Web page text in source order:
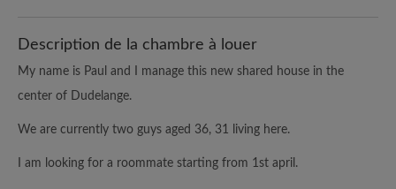
Description de la chambre à louer
My name is Paul and I manage this new shared house in the
center of Dudelange.
We are currently two guys aged 36, 31 living here.
I am looking for a roommate starting from 1st april.